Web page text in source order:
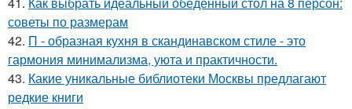
советы по размерам
42. П - образная кухня в скандинавском стиле - это
гармония минимализма, уюта и практичности.
43. Какие уникальные библиотеки Москвы предлагают
редкие книги